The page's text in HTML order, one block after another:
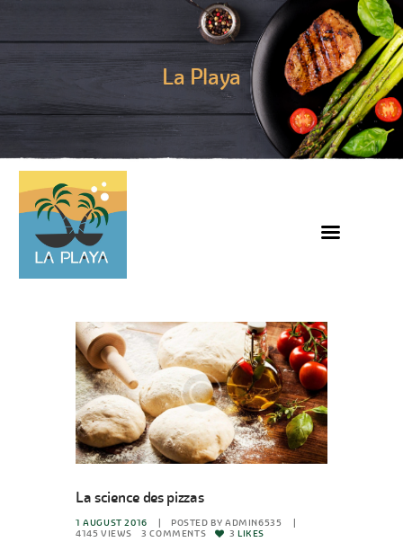
La Playa
La science des pizzas
1 AUGUST 2016 POSTED BY ADMIN6535
4145 VIEWS 3 COMMENTS 3 LIKES